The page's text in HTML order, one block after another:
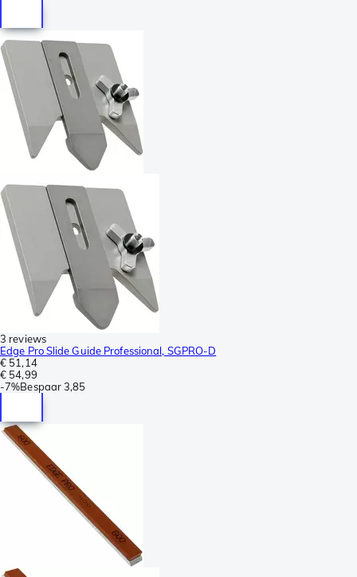
3 reviews
Edge Pro Slide Guide Professional, SGPRO-D
€ 51,14
€ 54,99
-7%Bespaar3,85